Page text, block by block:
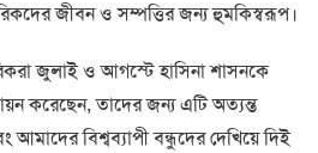
জীবন ও সম্পত্তির জন্য হুমকিস্বরূপ।
জুলাই ও আগস্টে হাসিনা শাসনকে
করেছেন, তাদের জন্য এটি অত্যন্ত
বিশ্বব্যাপী বন্ধুদের দেখিয়ে দিই